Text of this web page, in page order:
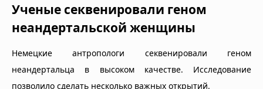
Ученые секвенировали геном
неандертальской женщины
Немецкие антропологи секвенировали геном
неандертальца в высоком качестве. Исследование
позволило сделать несколько важных открытий.